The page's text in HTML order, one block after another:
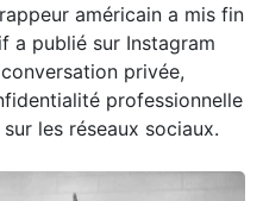
américain a mis fin
a publié sur Instagram
privée,
professionnelle
les réseaux sociaux.